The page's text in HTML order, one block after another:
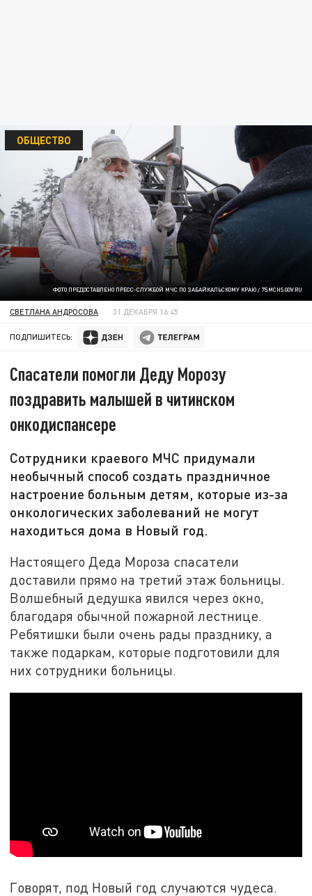
ФОТО ПРЕДОСТАВЛЕНО ПРЕСС-СЛУЖБОЙ МЧС ПО ЗАБАЙКАЛЬСКОМУ КРАЮ / 75.MCHS.GOV.RU
ОБЩЕСТВО
СВЕТЛАНА АНДРОСОВА 31 ДЕКАБРЯ 16:45
ПОДПИШИТЕСЬ:
Спасатели помогли Деду Морозу
поздравить малышей в читинском
онкодиспансере
Сотрудники краевого МЧС придумали
необычный способ создать праздничное
настроение больным детям, которые из-за
онкологических заболеваний не могут
находиться дома в Новый год.
Настоящего Деда Мороза спасатели
доставили прямо на третий этаж больницы.
Волшебный дедушка явился через окно,
благодаря обычной пожарной лестнице.
Ребятишки были очень рады празднику, а
также подаркам, которые подготовили для
них сотрудники больницы.
Говорят, под Новый год случаются чудеса.